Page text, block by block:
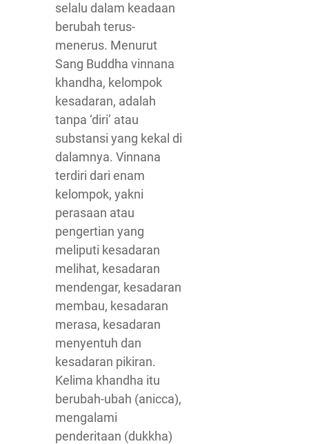
selalu dalam keadaan
berubah terus-
menerus. Menurut
Sang Buddha vinnana
khandha, kelompok
kesadaran, adalah
tanpa ‘diri’ atau
substansi yang kekal di
dalamnya. Vinnana
terdiri dari enam
kelompok, yakni
perasaan atau
pengertian yang
meliputi kesadaran
melihat, kesadaran
mendengar, kesadaran
membau, kesadaran
merasa, kesadaran
menyentuh dan
kesadaran pikiran.
Kelima khandha itu
berubah-ubah (anicca),
mengalami
penderitaan (dukkha)